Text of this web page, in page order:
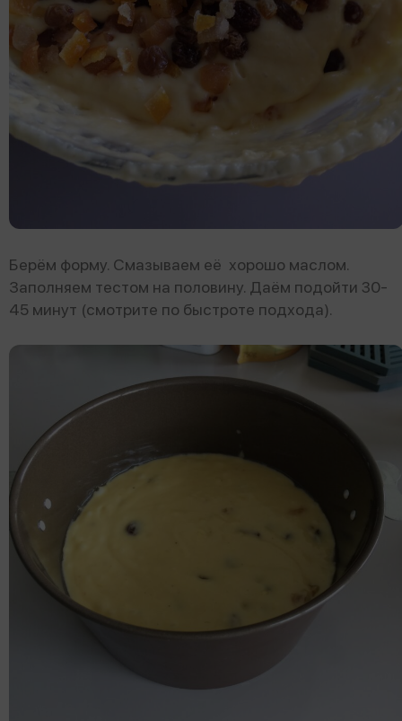
Берём форму. Смазываем её хорошо маслом.
Заполняем тестом на половину. Даём подойти 30-
45 минут (смотрите по быстроте подхода).